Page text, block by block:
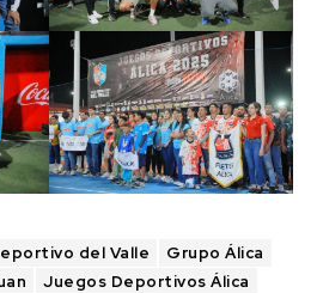
del Valle
Grupo Álica
Juegos Deportivos Álica